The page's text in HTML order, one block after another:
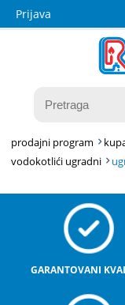
Prijava
prodajni program
vodokotlići ugradni
GARANTOVANI